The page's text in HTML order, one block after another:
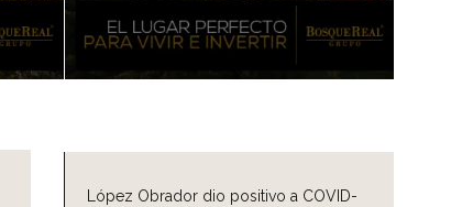
López Obrador dio positivo a COVID-